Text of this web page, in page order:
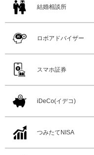
結婚相談所
ロボアドバイザー
スマホ証券
iDeCo(イデコ)
つみたてNISA